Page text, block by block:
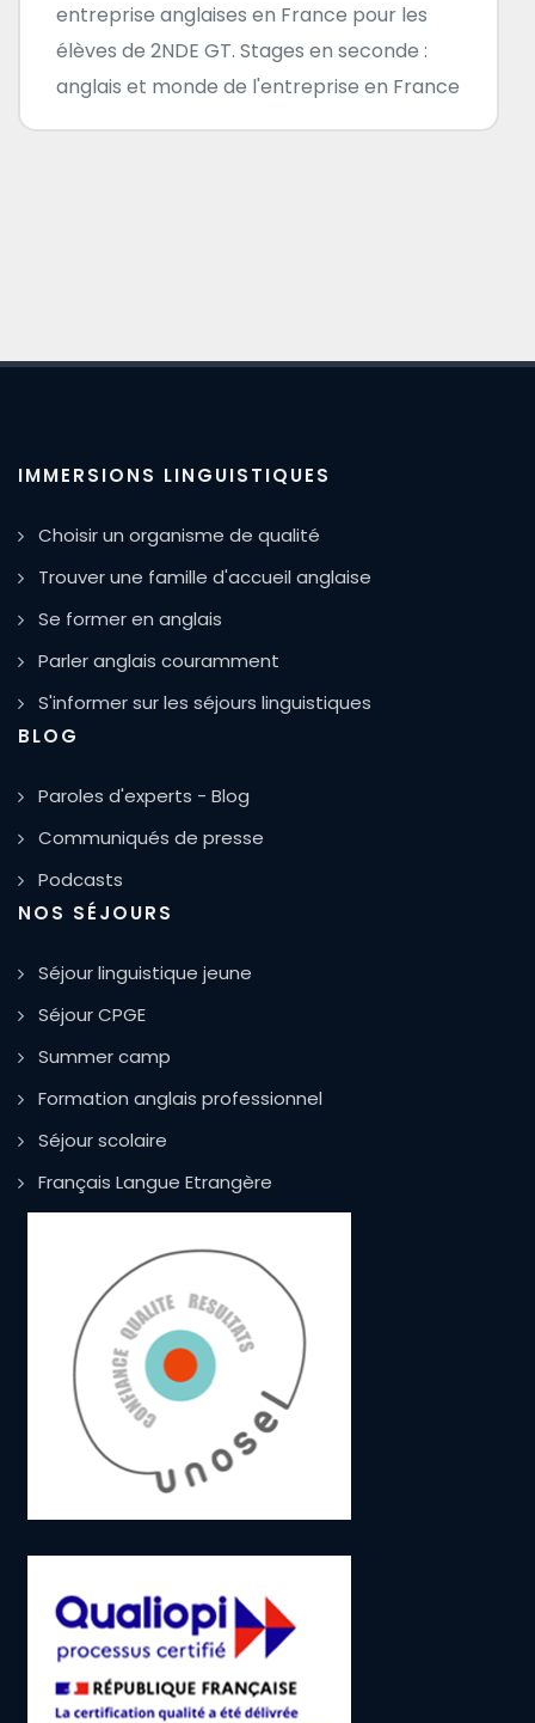
entreprise anglaises en France pour les
élèves de 2NDE GT. Stages en seconde :
anglais et monde de l'entreprise en France
IMMERSIONS LINGUISTIQUES
Choisir un organisme de qualité
Trouver une famille d'accueil anglaise
Se former en anglais
Parler anglais couramment
S'informer sur les séjours linguistiques
BLOG
Paroles d'experts - Blog
Communiqués de presse
Podcasts
NOS SÉJOURS
Séjour linguistique jeune
Séjour CPGE
Summer camp
Formation anglais professionnel
Séjour scolaire
Français Langue Etrangère